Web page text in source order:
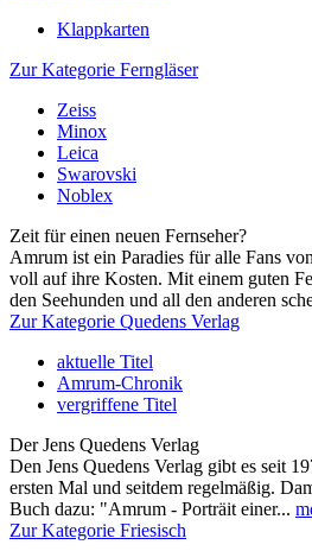
Klappkarten
Zur Kategorie Ferngläser
Zeiss
Minox
Leica
Swarovski
Noblex
Zeit für einen neuen Fernseher?
Amrum ist ein Paradies für alle Fans
voll auf ihre Kosten. Mit einem guten
den Seehunden und all den anderen
Zur Kategorie Quedens Verlag
aktuelle Titel
Amrum-Chronik
vergriffene Titel
Der Jens Quedens Verlag
Den Jens Quedens Verlag gibt es seit
ersten Mal und seitdem regelmäßig.
Buch dazu: "Amrum - Porträit einer...
Zur Kategorie Friesisch